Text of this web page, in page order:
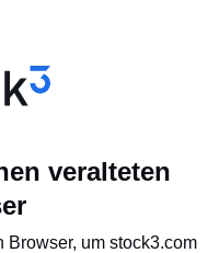
veralteten
um stock3.com